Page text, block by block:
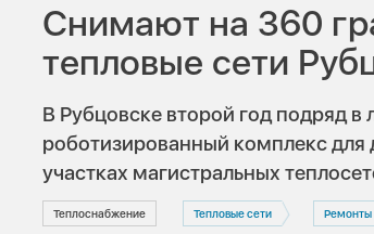
Снимают на 360
тепловые сети
В Рубцовске второй год подряд
роботизированный комплекс для
участках магистральных
Теплоснабжение Тепловые сети Ремонты